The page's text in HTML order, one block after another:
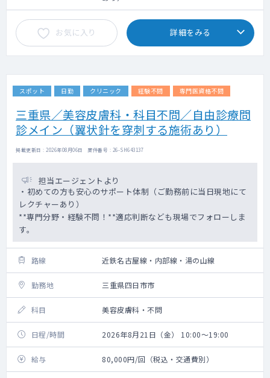
お気に入り 詳細をみる
スポット 日勤 クリニック 経験不問 専門医資格不問
三重県／美容皮膚科・科目不問／自由診療問
診メイン（翼状針を穿刺する施術あり）
掲載更新日 : 2026年08月06日 案件番号 : 26-SH643137
担当エージェントより
・初めての方も安心のサポート体制（ご勤務前に当日現地にて
レクチャーあり）
**専門分野・経験不問！**適応判断なども現場でフォローしま
す。
路線 近鉄名古屋線・内部線・湯の山線
勤務地 三重県四日市市
科目 美容皮膚科・不問
日程/時間 2026年8月21日（金） 10:00～19:00
給与 80,000円/回（税込・交通費別）